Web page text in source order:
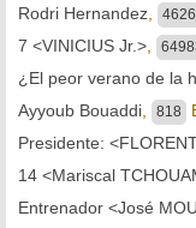
Rodri Hernandez 4626
7 <VINICIUS Jr.>
¿El peor verano de la
Ayyoub Bouaddi
818
Presidente:
14 <Mariscal
Entrenador <José